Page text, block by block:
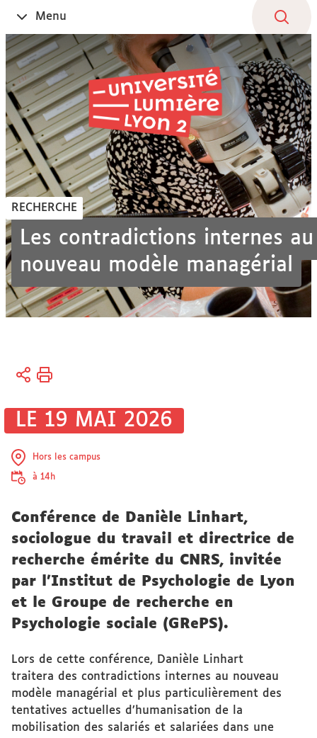
contenu
Ouvrir
le
Menu
RECHERCHE
Les contradictions internes au
nouveau modèle managérial
Vous
Accueil
Agenda des
scientifiques
LE 19 MAI 2026
Hors les campus
à 14h
Conférence de Danièle Linhart,
sociologue du travail et directrice de
recherche émérite du CNRS, invitée
par l'Institut de Psychologie de Lyon
et le Groupe de recherche en
Psychologie sociale (GRePS).
Lors de cette conférence, Danièle Linhart
traitera des contradictions internes au nouveau
modèle managérial et plus particulièrement des
tentatives actuelles d’humanisation de la
mobilisation des salariés et salariées dans une